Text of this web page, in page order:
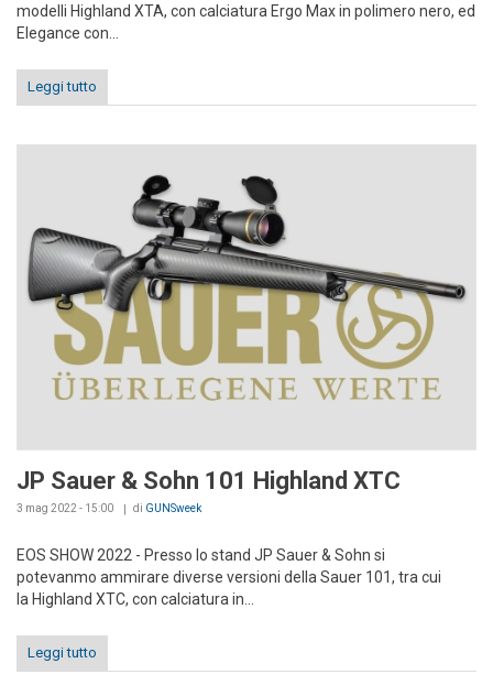
modelli Highland XTA, con calciatura Ergo Max in polimero nero, ed
Elegance con...
Leggi tutto
JP Sauer & Sohn 101 Highland XTC
3 mag 2022 - 15:00 di GUNSweek
EOS SHOW 2022 - Presso lo stand JP Sauer & Sohn si
potevanmo ammirare diverse versioni della Sauer 101, tra cui
la Highland XTC, con calciatura in...
Leggi tutto